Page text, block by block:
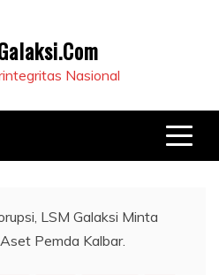
Nasional